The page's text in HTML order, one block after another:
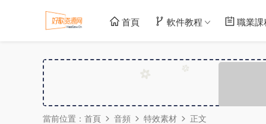
首頁 軟件教程 職業課
當前位置： 首頁 音頻 特效素材 正文